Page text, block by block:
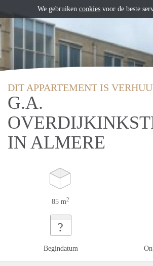
DIT APPARTEMENT IS
G.A.
IN ALMERE
85 m2
?
Begindatum
We gebruiken cookies voor de beste